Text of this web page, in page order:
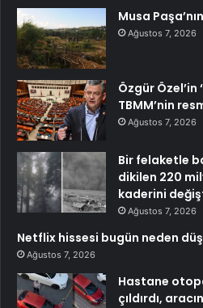
Musa
Ağustos 7, 2026
Özgür Özel’in
TBMM’nin
Ağustos 7, 2026
Bir felaketle
dikilen 220
kaderini
Ağustos 7, 2026
Netflix hissesi bugün neden
Ağustos 7, 2026
Hastane
çıldırdı,